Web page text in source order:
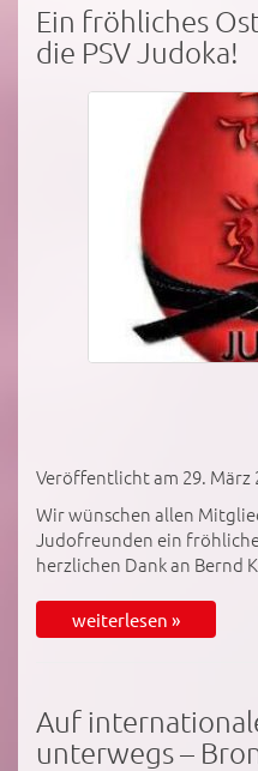
Ein fröhliches
die PSV Judoka!
Veröffentlicht am 29. März
Wir wünschen allen
Judofreunden ein
herzlichen Dank an Bernd
weiterlesen »
Auf
unterwegs –